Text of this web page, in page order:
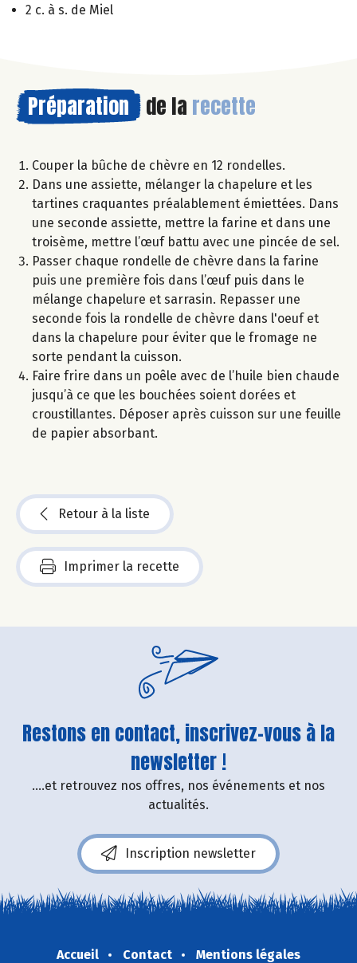
2 c. à s. de Miel
Préparation de la recette
Couper la bûche de chèvre en 12 rondelles.
Dans une assiette, mélanger la chapelure et les
tartines craquantes préalablement émiettées. Dans
une seconde assiette, mettre la farine et dans une
troisème, mettre l’œuf battu avec une pincée de sel.
Passer chaque rondelle de chèvre dans la farine
puis une première fois dans l’œuf puis dans le
mélange chapelure et sarrasin. Repasser une
seconde fois la rondelle de chèvre dans l'oeuf et
dans la chapelure pour éviter que le fromage ne
sorte pendant la cuisson.
Faire frire dans un poêle avec de l’huile bien chaude
jusqu’à ce que les bouchées soient dorées et
croustillantes. Déposer après cuisson sur une feuille
de papier absorbant.
Retour à la liste
Imprimer la recette
Restons en contact, inscrivez-vous à la
newsletter !
....et retrouvez nos offres, nos événements et nos
actualités.
Inscription newsletter
Accueil Contact
Mentions légales